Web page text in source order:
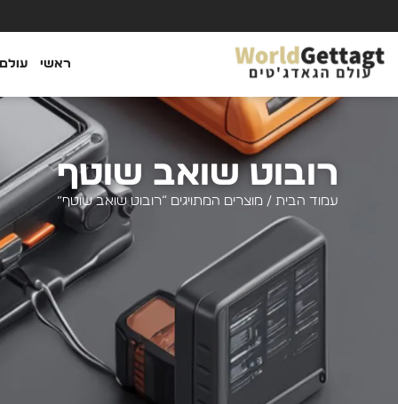
ראשי
רובוט שואב שוטף
עמוד הבית / מוצרים המתויגים “רובוט שואב שוטף”